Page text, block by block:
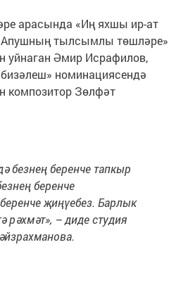
арасында «Иң яхшы ир-ат
тылсымлы төшләре»
уйнаган Әмир Исрафилов,
номинациясендә
композитор Зөлфәт
безнең беренче тапкыр
беренче
җиңүебез. Барлык
рәхмәт», – диде студия